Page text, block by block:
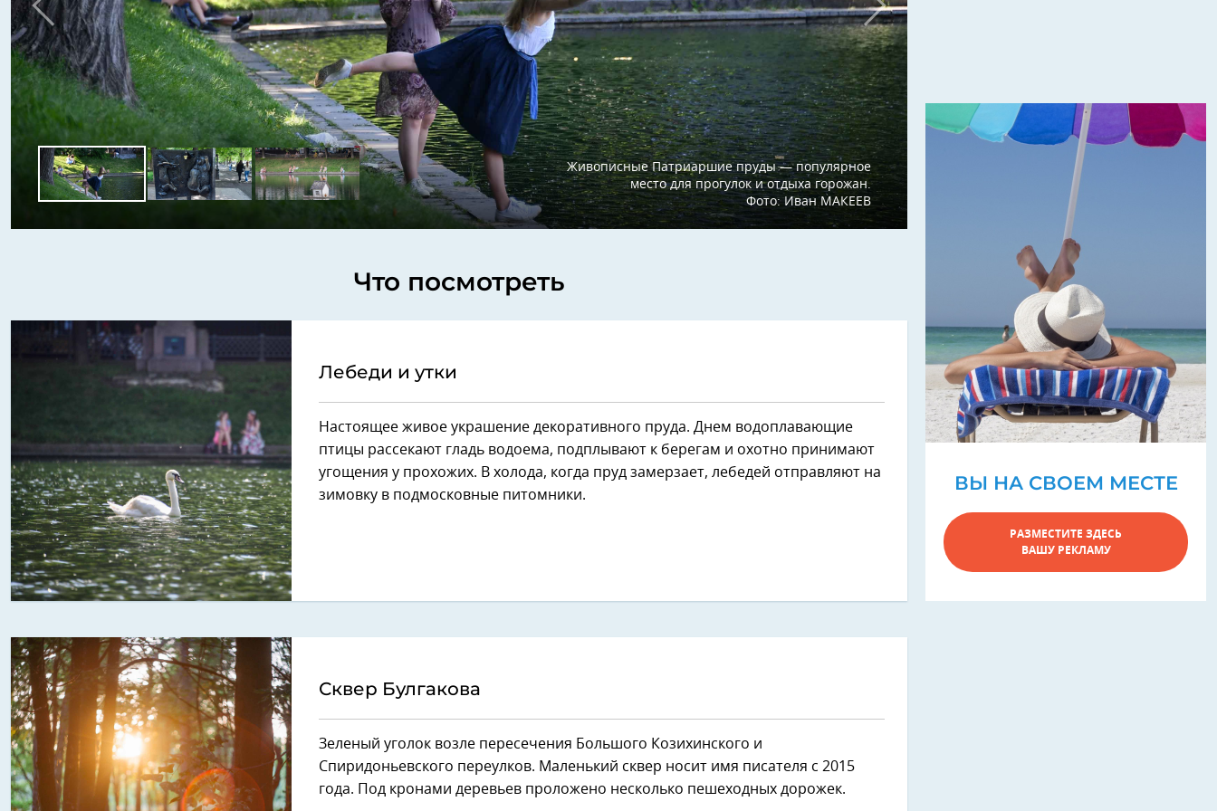
Живописные Патриаршие пруды — популярное
место для прогулок и отдыха горожан.
Фото: Иван МАКЕЕВ
Что посмотреть
Лебеди и утки
Настоящее живое украшение декоративного пруда. Днем водоплавающие
птицы рассекают гладь водоема, подплывают к берегам и охотно принимают
угощения у прохожих. В холода, когда пруд замерзает, лебедей отправляют на
зимовку в подмосковные питомники.
Сквер Булгакова
Зеленый уголок возле пересечения Большого Козихинского и
Спиридоньевского переулков. Маленький сквер носит имя писателя с 2015
года. Под кронами деревьев проложено несколько пешеходных дорожек.
ВЫ НА СВОЕМ МЕСТЕ
РАЗМЕСТИТЕ ЗДЕСЬ
ВАШУ РЕКЛАМУ